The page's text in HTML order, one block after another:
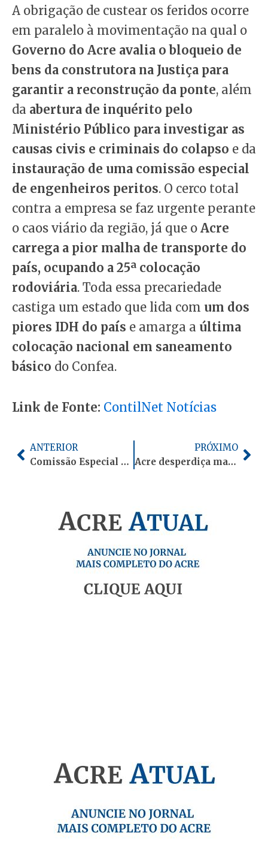
A obrigação de custear os feridos ocorre
em paralelo à movimentação na qual o
Governo do Acre avalia o bloqueio de
bens da construtora na Justiça para
garantir a reconstrução da ponte, além
da abertura de inquérito pelo
Ministério Público para investigar as
causas civis e criminais do colapso e da
instauração de uma comissão especial
de engenheiros peritos. O cerco total
contra a empresa se faz urgente perante
o caos viário da região, já que o Acre
carrega a pior malha de transporte do
país, ocupando a 25ª colocação
rodoviária. Toda essa precariedade
castiga um estado que lida com um dos
piores IDH do país e amarga a última
colocação nacional em saneamento
básico do Confea.
Link de Fonte: ContilNet Notícias
Anterior
ANTERIOR
Comissão Especial vai apurar causas do colapso de ponte no interior do Acre
PRÓXIMO
Acre desperdiça mais da metade da água tratada, o suficiente para abastecer 154 mil pessoas